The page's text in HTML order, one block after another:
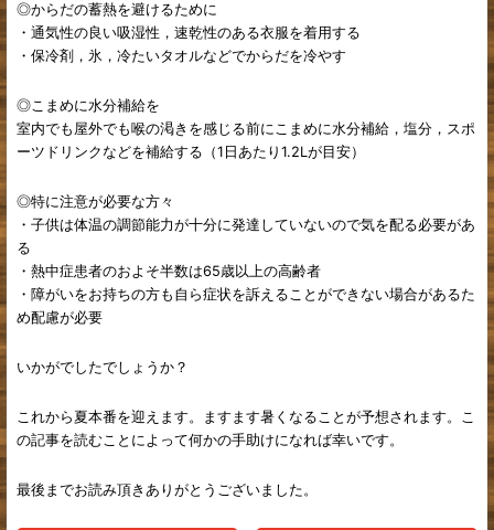
◎からだの蓄熱を避けるために
・通気性の良い吸湿性，速乾性のある衣服を着用する
・保冷剤，氷，冷たいタオルなどでからだを冷やす
◎こまめに水分補給を
室内でも屋外でも喉の渇きを感じる前にこまめに水分補給，塩分，スポ
ーツドリンクなどを補給する（1日あたり1.2Lが目安）
◎特に注意が必要な方々
・子供は体温の調節能力が十分に発達していないので気を配る必要があ
る
・熱中症患者のおよそ半数は65歳以上の高齢者
・障がいをお持ちの方も自ら症状を訴えることができない場合があるた
め配慮が必要
いかがでしたでしょうか？
これから夏本番を迎えます。ますます暑くなることが予想されます。こ
の記事を読むことによって何かの手助けになれば幸いです。
最後までお読み頂きありがとうございました。